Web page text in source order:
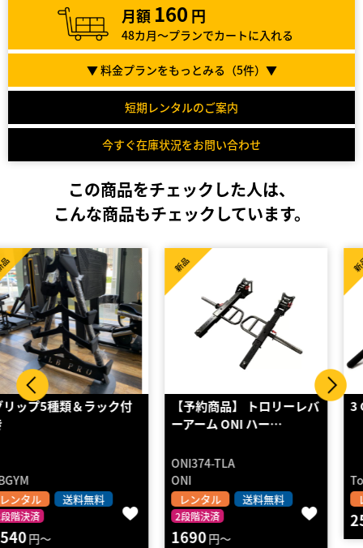
月額 160 円
48カ月～プランでカートに入れる
▼ 料金プランをもっとみる（5件）▼
短期レンタルのご案内
今すぐ在庫状況をお問い合わせ
この商品をチェックした人は、
こんな商品もチェックしています。
【予約商品】 トロリーレバ
ONI
レンタル 送料無料
2段階決済
新品
1690
3 Grip Pull-Up Bar
レンタル 2段階決済
新品
2520